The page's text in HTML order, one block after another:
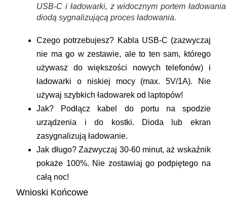
USB-C i ładowarki, z widocznym portem
diodą sygnalizującą proces ładowania.
Czego potrzebujesz? Kabla USB-C (zazwyczaj
nie ma go w zestawie, ale to ten sam, którego
używasz do większości nowych telefonów) i
ładowarki o niskiej mocy (max. 5V/1A). Nie
używaj szybkich ładowarek od laptopów!
Jak? Podłącz kabel do portu na spodzie
urządzenia i do kostki. Dioda lub ekran
zasygnalizują ładowanie.
Jak długo?Zazwyczaj 30-60 minut, aż wskaźnik
pokaże 100%. Nie zostawiaj go podpiętego na
całą noc!
Wnioski Końcowe